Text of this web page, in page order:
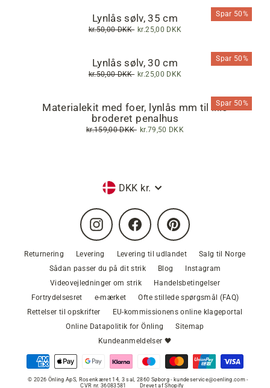
Spar 50%
Lynlås sølv, 35 cm
Normalpris
kr.50,00 DKK Tilbudspris
kr.25,00 DKK
Spar 50%
Lynlås sølv, 30 cm
Normalpris
kr.50,00 DKK Tilbudspris
kr.25,00 DKK
Spar 50%
Materialekit med foer, lynlås mm til lille
broderet penalhus
Normalpris
kr.159,00 DKK Tilbudspris
kr.79,50 DKK
Valuta
DKK kr.
Instagram Facebook Pinterest
Returnering Levering Levering til udlandet
Salg til Norge
Sådan passer du på dit strik
Blog
Instagram
Videovejledninger om strik
Handelsbetingelser
Fortrydelsesret
e-mærket
Ofte stillede spørgsmål (FAQ)
Rettelser til opskrifter
EU-kommissionens online klageportal
Online Datapolitik for Önling
Sitemap
Kundeanmeldelser 🖤
© 2026 Önling ApS, Rosenkæret 14, 3 sal, 2860 Søborg - kundeservice@oenling.com -
CVR nr. 36083581
Drevet af Shopify